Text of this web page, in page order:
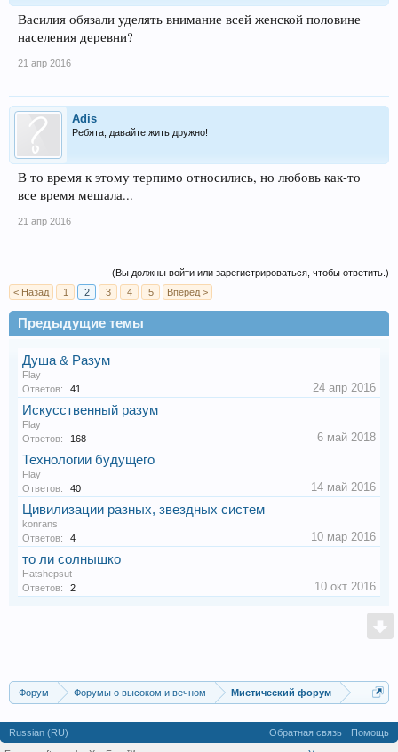
Василия обязали уделять внимание всей женской половине
населения деревни?
21 апр 2016
Adis
Ребята, давайте жить дружно!
В то время к этому терпимо относились, но любовь как-то
все время мешала...
21 апр 2016
(Вы должны войти или зарегистрироваться, чтобы ответить.)
< Назад
1 2 3 4 5 Вперёд >
Предыдущие темы
Душа & Разум
Flay
Ответов:
41 24 апр 2016
Искусственный разум
Flay
Ответов:
168 6 май 2018
Технологии будущего
Flay
Ответов:
40 14 май 2016
Цивилизации разных, звездных систем
konrans
Ответов:
4 10 мар 2016
то ли солнышко
Hatshepsut
Ответов:
2 10 окт 2016
Форум Форумы о высоком и вечном Мистический форум
Russian (RU) Обратная связь
Помощь